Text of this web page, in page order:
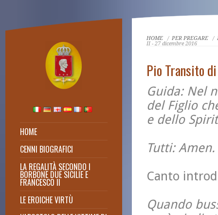
HOME
CENNI BIOGRAFICI
Dagli scritti di Don Massimo
Cuofano
LA REGALITÀ SECONDO I
BORBONE DUE SICILIE E
FRANCESCO II
LE EROICHE VIRTÙ
HOME / PER PREGARE /
II - 27 dicembre 2016
Pio Transito
Guida: Nel
del Figlio
e dello
Tutti: Amen.
Canto
Quando